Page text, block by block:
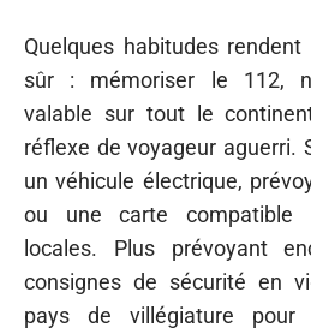
Quelques habitudes
sûr : mémoriser le 112,
valable sur tout le
réflexe de voyageur aguerri.
un véhicule électrique,
ou une carte compatible
locales. Plus prévoyant
consignes de sécurité en
pays de villégiature pour